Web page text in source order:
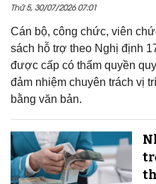
Thứ 5, 30/07/2026 07:01
Cán bộ, công chức, viên
sách hỗ trợ theo Nghị định
được cấp có thẩm quyền
đảm nhiệm chuyên trách vị
bằng văn bản.